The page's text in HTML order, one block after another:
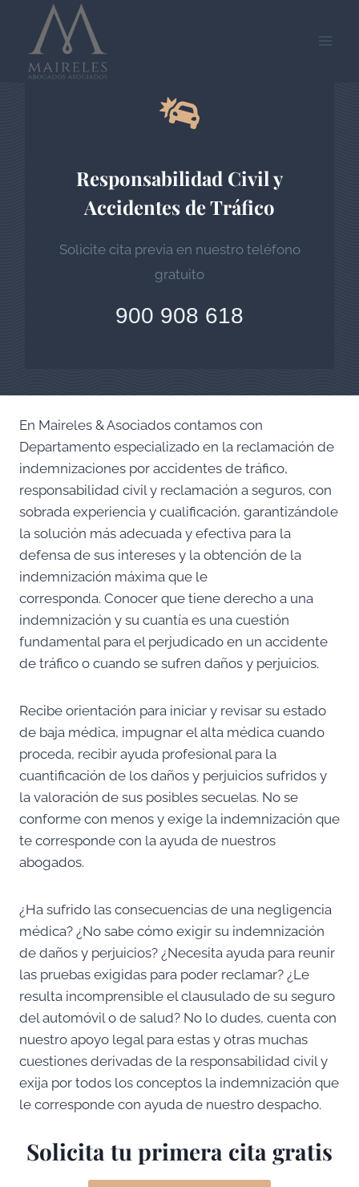
contenido
Responsabilidad Civil y
Accidentes de Tráfico
Solicite cita previa en nuestro teléfono
gratuito
900 908 618
En Maireles & Asociados contamos con
Departamento especializado en la reclamación de
indemnizaciones por accidentes de tráfico,
responsabilidad civil y reclamación a seguros, con
sobrada experiencia y cualificación, garantizándole
la solución más adecuada y efectiva para la
defensa de sus intereses y la obtención de la
indemnización máxima que le
corresponda. Conocer que tiene derecho a una
indemnización y su cuantía es una cuestión
fundamental para el perjudicado en un accidente
de tráfico o cuando se sufren daños y perjuicios.
Recibe orientación para iniciar y revisar su estado
de baja médica, impugnar el alta médica cuando
proceda, recibir ayuda profesional para la
cuantificación de los daños y perjuicios sufridos y
la valoración de sus posibles secuelas. No se
conforme con menos y exige la indemnización que
te corresponde con la ayuda de nuestros
abogados.
¿Ha sufrido las consecuencias de una negligencia
médica? ¿No sabe cómo exigir su indemnización
de daños y perjuicios? ¿Necesita ayuda para reunir
las pruebas exigidas para poder reclamar? ¿Le
resulta incomprensible el clausulado de su seguro
del automóvil o de salud? No lo dudes, cuenta con
nuestro apoyo legal para estas y otras muchas
cuestiones derivadas de la responsabilidad civil y
exija por todos los conceptos la indemnización que
le corresponde con ayuda de nuestro despacho.
Solicita tu primera cita gratis